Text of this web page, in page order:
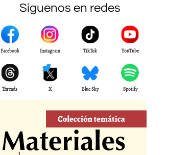
Síguenos en redes
Facebook Instagram TikTok YouTube
Threads X Blue Sky Spotify